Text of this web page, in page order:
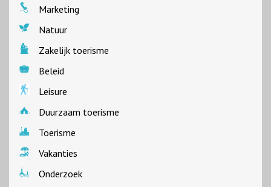
Marketing
Natuur
Zakelijk toerisme
Beleid
Leisure
Duurzaam toerisme
Toerisme
Vakanties
Onderzoek